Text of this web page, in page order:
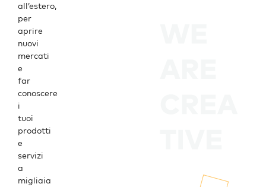
all’estero,
per
aprire
nuovi
mercati
e
far
conoscere
i
tuoi
prodotti
e
servizi
a
migliaia